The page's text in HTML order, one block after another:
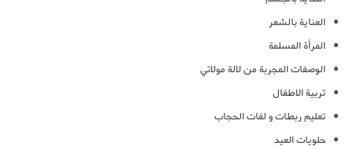
العناية بالشعر
المرأة المسلمة
الوصفات المجربة من لالة مولاتي
تربية الاطفال
تعليم ربطات و لفات الحجاب
حلويات العيد